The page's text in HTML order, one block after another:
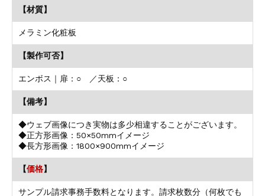
【材質】
メラミン化粧板
【製作可否】
エンボス｜扉：○ ／天板：○
【備考】
◆ウェブ画像につき実物は多少相違することがございます。
◆正方形画像：50×50mmイメージ
◆長方形画像：1800×900mmイメージ
【価格】
サンプル請求事務手数料となります。請求枚数分（何枚でも